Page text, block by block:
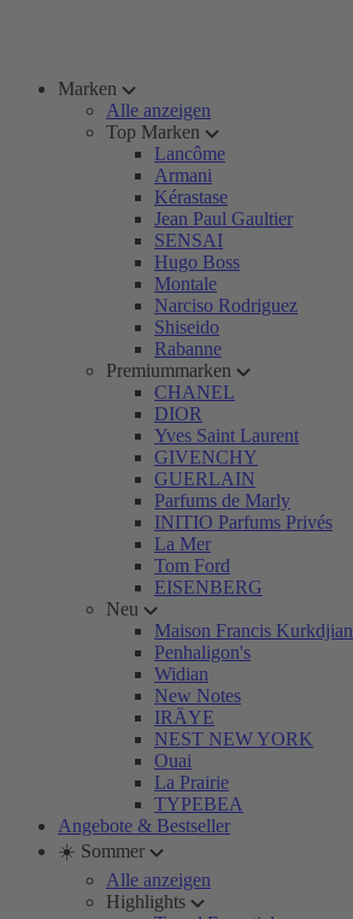
Marken
Alle anzeigen
Top Marken
Lancôme
Armani
Kérastase
Jean Paul Gaultier
SENSAI
Hugo Boss
Montale
Narciso Rodriguez
Shiseido
Rabanne
Premiummarken
CHANEL
DIOR
Yves Saint Laurent
GIVENCHY
GUERLAIN
Parfums de Marly
INITIO Parfums Privés
La Mer
Tom Ford
EISENBERG
Neu
Maison Francis Kurkdjian
Penhaligon's
Widian
New Notes
IRÄYE
NEST NEW YORK
Ouai
La Prairie
TYPEBEA
Angebote & Bestseller
☀️ Sommer
Alle anzeigen
Highlights